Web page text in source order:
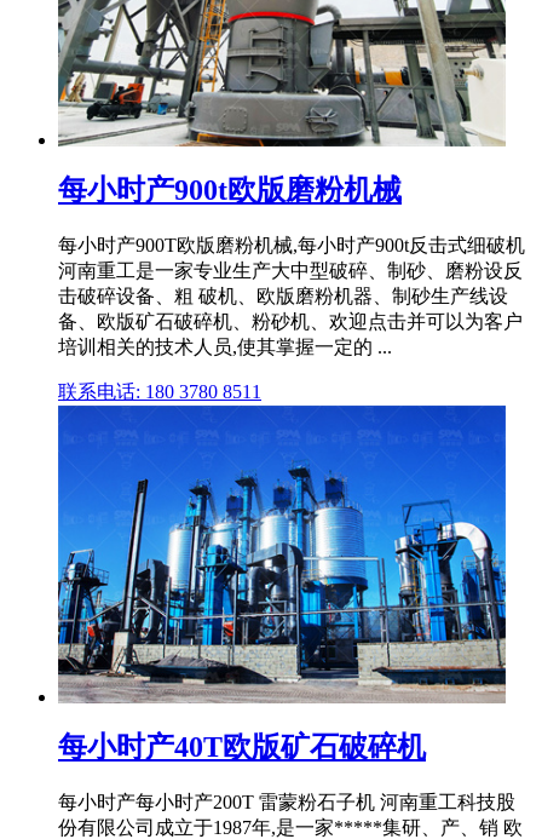
每小时产900t欧版磨粉机械
每小时产900T欧版磨粉机械,每小时产900t反击式细破机
河南重工是一家专业生产大中型破碎、制砂、磨粉设反
击破碎设备、粗 破机、欧版磨粉机器、制砂生产线设
备、欧版矿石破碎机、粉砂机、欢迎点击并可以为客户
培训相关的技术人员,使其掌握一定的 ...
联系电话: 180 3780 8511
每小时产40T欧版矿石破碎机
每小时产每小时产200T 雷蒙粉石子机 河南重工科技股
份有限公司成立于1987年,是一家*****集研、产、销 欧